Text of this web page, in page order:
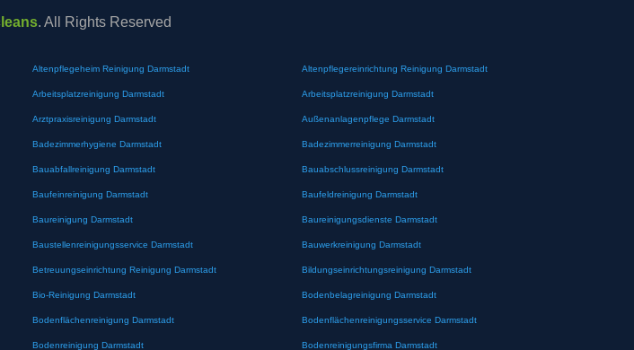
. All Rights Reserved
Altenpflegeheim Reinigung Darmstadt Altenpflegereinrichtung Reinigung Darmstadt
Arbeitsplatzreinigung Darmstadt Arbeitsplatzreinigung Darmstadt
Arztpraxisreinigung Darmstadt Außenanlagenpflege Darmstadt
Badezimmerhygiene Darmstadt Badezimmerreinigung Darmstadt
Bauabfallreinigung Darmstadt Bauabschlussreinigung Darmstadt
Baufeinreinigung Darmstadt Baufeldreinigung Darmstadt
Baureinigung Darmstadt Baureinigungsdienste Darmstadt
Baustellenreinigungsservice Darmstadt Bauwerkreinigung Darmstadt
Betreuungseinrichtung Reinigung Darmstadt Bildungseinrichtungsreinigung Darmstadt
Bio-Reinigung Darmstadt Bodenbelagreinigung Darmstadt
Bodenflächenreinigung Darmstadt Bodenflächenreinigungsservice Darmstadt
Bodenreinigung Darmstadt Bodenreinigungsfirma Darmstadt